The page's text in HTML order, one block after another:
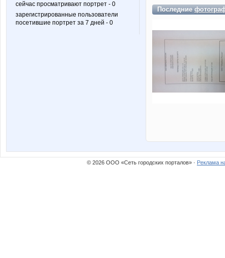
сейчас просматривают портрет - 0
зарегистрированные пользователи
посетившие портрет за 7 дней - 0
Последние
© 2026 ООО «Сеть городских порталов» · Реклама